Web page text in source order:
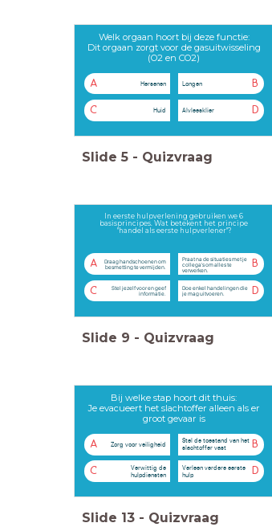
Welk orgaan hoort bij deze functie:
Dit orgaan zorgt voor de gasuitwisseling
(O2 en CO2)
A Hersenen B
Longen
C Huid D
Alvleesklier
Slide 5 - Quizvraag
In eerste hulpverlening gebruiken we 6
basisprincipes. Wat betekent het principe
"handel als eerste hulpverlener"?
A Draag handschoenen om
besmetting te vermijden. B
Praat na de situaties met je
collega's om alles te
verwerken.
C Stel jezelf voor en geef
informatie. D
Doe enkel handelingen die
je mag uitvoeren.
Slide 9 - Quizvraag
Bij welke stap hoort dit thuis:
Je evacueert het slachtoffer alleen als er
groot gevaar is
A Zorg voor veiligheid B
Stel de toestand van het
slachtoffer vast
C
Verwittig de
hulpdiensten
D
Verleen verdere eerste
hulp
Slide 13 - Quizvraag